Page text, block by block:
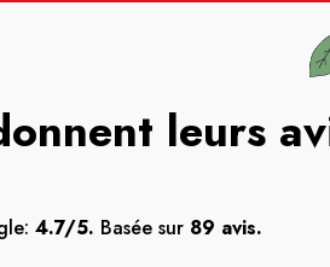
leurs
4.7/5. Basée sur 89 avis.